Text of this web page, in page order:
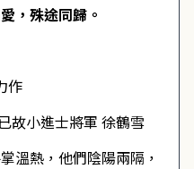
，殊途同歸。
作
故小進士將軍 徐鶴雪
熱，他們陰陽兩隔，